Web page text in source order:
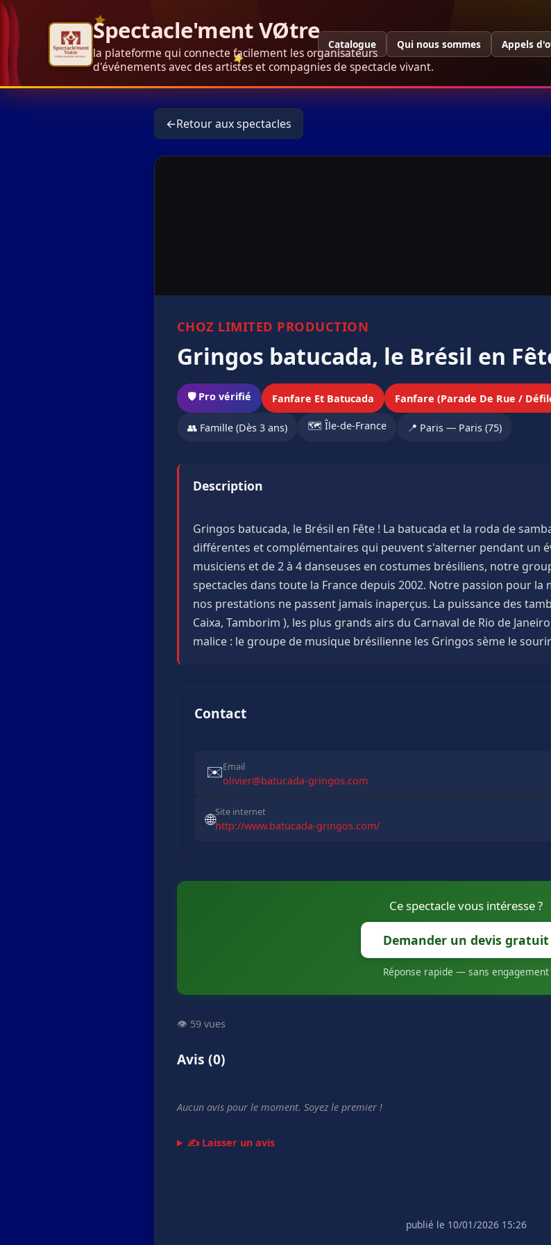
Spectacle'ment VØtre
la plateforme qui connecte facilement les organisateurs
d'événements avec des artistes et compagnies de spectacle vivant.
Catalogue Qui nous sommes Appels
←Retour aux spectacles
CHOZ LIMITED PRODUCTION
Gringos batucada, le Brésil en
🛡️ Pro vérifié Fanfare Et Batucada Fanfare (Parade De Rue /
👥 Famille (Dès 3 ans) 🗺️ Île-de-France 📍 Paris — Paris (75)
Description
Gringos batucada, le Brésil en Fête ! La batucada et la roda de
différentes et complémentaires qui peuvent s'alterner pendant un
musiciens et de 2 à 4 danseuses en costumes brésiliens, notre
spectacles dans toute la France depuis 2002. Notre passion pour
nos prestations ne passent jamais inaperçus. La puissance des
Caixa, Tamborim ), les plus grands airs du Carnaval de Rio de
malice : le groupe de musique brésilienne les Gringos sème le
Contact
✉️Email
olivier@batucada-gringos.com
🌐Site internet
http://www.batucada-gringos.com/
Ce spectacle vous intéresse ?
Demander un devis gratuit
Réponse rapide — sans engagement
👁️ 59 vues
Avis (0)
Aucun avis pour le moment. Soyez le premier !
✍️ Laisser un avis
publié le 10/01/2026 15:26